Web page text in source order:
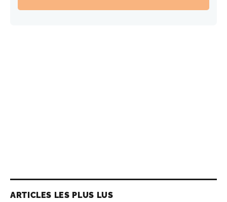
ARTICLES LES PLUS LUS